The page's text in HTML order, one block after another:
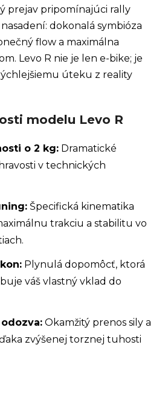
prejav pripomínajúci rally
dokonalá symbióza
flow a maximálna
Levo R nie je len e-bike; je
úteku z reality
modelu Levo R
o 2 kg: Dramatické
v technických
Špecifická kinematika
trakciu a stabilitu vo
Plynulá dopomôcť, ktorá
váš vlastný vklad do
Okamžitý prenos sily a
zvýšenej torznej tuhosti